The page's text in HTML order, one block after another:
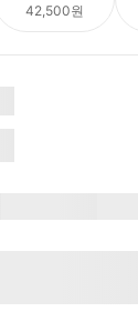
42,500원